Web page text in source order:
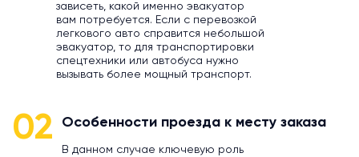
зависеть, какой именно эвакуатор
вам потребуется. Если с перевозкой
легкового авто справится небольшой
эвакуатор, то для транспортировки
спецтехники или автобуса нужно
вызывать более мощный транспорт.
02 Особенности проезда к месту заказа
В данном случае ключевую роль